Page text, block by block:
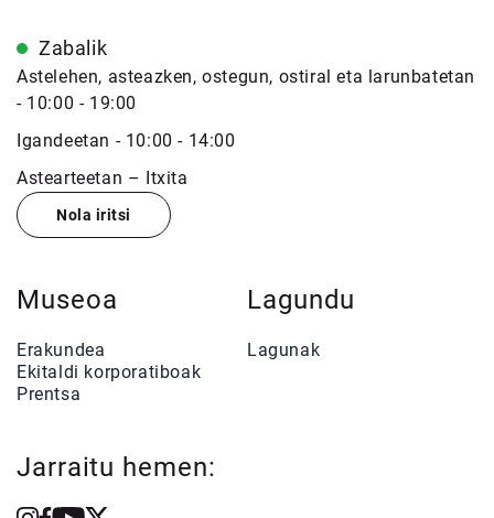
Zabalik
Astelehen, asteazken, ostegun, ostiral eta larunbatetan
- 10:00 - 19:00
Igandeetan - 10:00 - 14:00
Astearteetan – Itxita
Nola iritsi
Museoa
Erakundea
Ekitaldi korporatiboak
Prentsa
Lagundu
Lagunak
Jarraitu hemen: